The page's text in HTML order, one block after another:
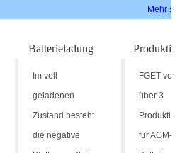
Mehr
Batterieladung
Im voll
geladenen
Zustand besteht
die negative
FGET
über 3
für AGM-